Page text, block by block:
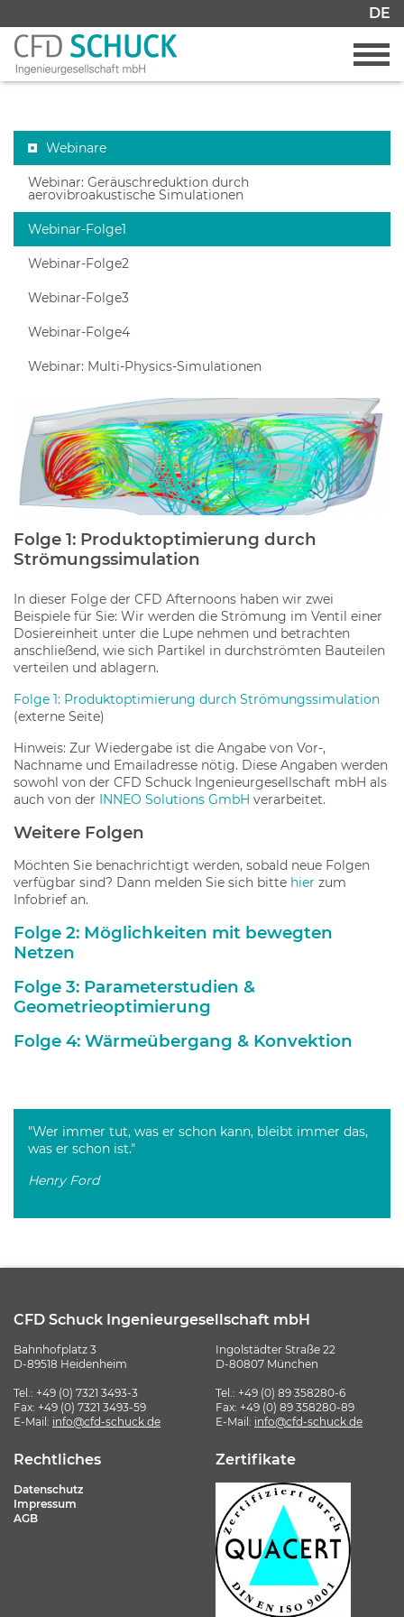
DE
Webinare
Webinar: Geräuschreduktion durch
aerovibroakustische Simulationen
Webinar-Folge1
Webinar-Folge2
Webinar-Folge3
Webinar-Folge4
Webinar: Multi-Physics-Simulationen
Folge 1: Produktoptimierung durch
Strömungssimulation
In dieser Folge der CFD Afternoons haben wir zwei
Beispiele für Sie: Wir werden die Strömung im Ventil einer
Dosiereinheit unter die Lupe nehmen und betrachten
anschließend, wie sich Partikel in durchströmten Bauteilen
verteilen und ablagern.
Folge 1: Produktoptimierung durch Strömungssimulation
(externe Seite)
Hinweis: Zur Wiedergabe ist die Angabe von Vor-,
Nachname und Emailadresse nötig. Diese Angaben werden
sowohl von der CFD Schuck Ingenieurgesellschaft mbH als
auch von der
INNEO Solutions GmbH verarbeitet.
Weitere Folgen
Möchten Sie benachrichtigt werden, sobald neue Folgen
verfügbar sind? Dann melden Sie sich bitte hier zum
Infobrief an.
Folge 2: Möglichkeiten mit bewegten
Netzen
Folge 3: Parameterstudien &
Geometrieoptimierung
Folge 4: Wärmeübergang & Konvektion
"Wer immer tut, was er schon kann, bleibt immer das,
was er schon ist."
Henry Ford
CFD Schuck Ingenieurgesellschaft mbH
Bahnhofplatz 3
D-89518 Heidenheim
Tel.: +49 (0) 7321 3493-3
Fax: +49 (0) 7321 3493-59
E-Mail: info@cfd-schuck.de
Ingolstädter Straße 22
D-80807 München
Tel.: +49 (0) 89 358280-6
Fax: +49 (0) 89 358280-89
E-Mail: info@cfd-schuck.de
Rechtliches
Datenschutz
Impressum
AGB
Zertifikate